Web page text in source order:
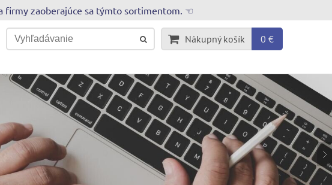
firmy zaoberajúce sa týmto sortimentom. ☜
Nákupný košík 0 €